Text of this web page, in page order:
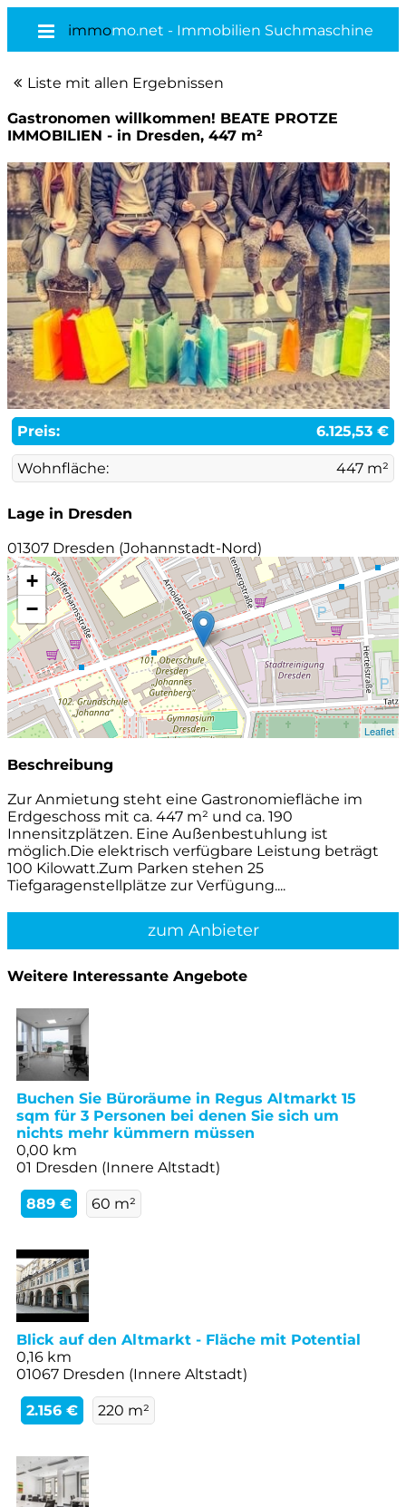
immomo.net - Immobilien Suchmaschine
Liste mit allen Ergebnissen
Gastronomen willkommen! BEATE PROTZE
IMMOBILIEN - in Dresden, 447 m²
Preis: 6.125,53 €
Wohnfläche: 447 m²
Lage in Dresden
01307 Dresden (Johannstadt-Nord)
+
−
Leaflet
Beschreibung
Zur Anmietung steht eine Gastronomiefläche im
Erdgeschoss mit ca. 447 m² und ca. 190
Innensitzplätzen. Eine Außenbestuhlung ist
möglich.Die elektrisch verfügbare Leistung beträgt
100 Kilowatt.Zum Parken stehen 25
Tiefgaragenstellplätze zur Verfügung....
zum Anbieter
Weitere Interessante Angebote
Buchen Sie Büroräume in Regus Altmarkt 15
sqm für 3 Personen bei denen Sie sich um
nichts mehr kümmern müssen
0,00 km
01 Dresden (Innere Altstadt)
889 € 60 m²
Blick auf den Altmarkt - Fläche mit Potential
0,16 km
01067 Dresden (Innere Altstadt)
2.156 € 220 m²